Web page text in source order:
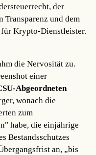
der
Transparenz und dem
Krypto-Dienstleister.
die Nervosität zu.
einer
Abgeordneten
wonach die
zum
habe, die einjährige
Bestandsschutzes
an, „bis